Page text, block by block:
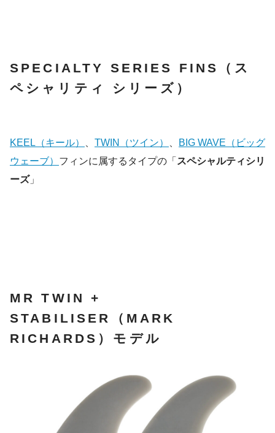
SPECIALTY SERIES FINS（ス
ペシャリティ シリーズ）
KEEL（キール） TWIN（ツイン）
BIG WAVE（ビッグ
ウェーブ） フィンに属するタイプの「 スペシャルティシリ
ーズ」
MR TWIN +
STABILISER（MARK
RICHARDS）モデル